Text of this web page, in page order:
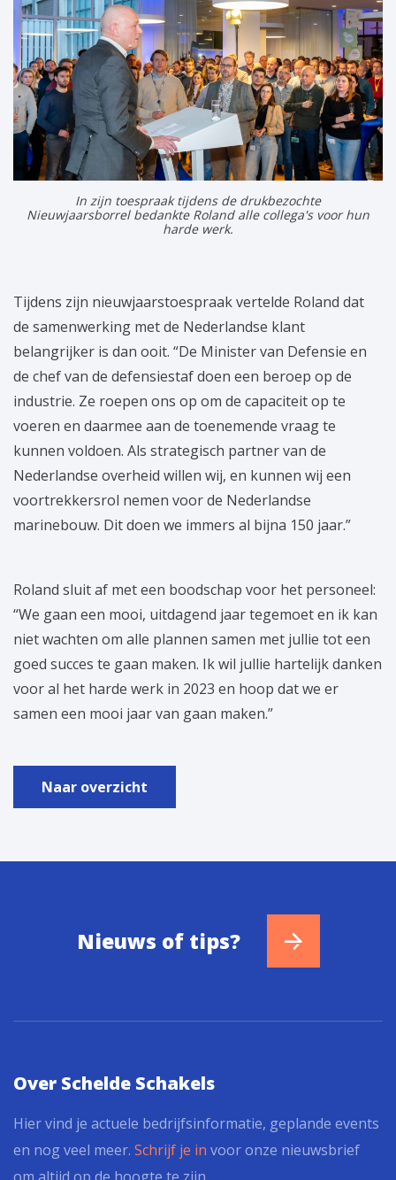
In zijn toespraak tijdens de drukbezochte
Nieuwjaarsborrel bedankte Roland alle collega's voor hun
harde werk.
Tijdens zijn nieuwjaarstoespraak vertelde Roland dat
de samenwerking met de Nederlandse klant
belangrijker is dan ooit. “De Minister van Defensie en
de chef van de defensiestaf doen een beroep op de
industrie. Ze roepen ons op om de capaciteit op te
voeren en daarmee aan de toenemende vraag te
kunnen voldoen. Als strategisch partner van de
Nederlandse overheid willen wij, en kunnen wij een
voortrekkersrol nemen voor de Nederlandse
marinebouw. Dit doen we immers al bijna 150 jaar.”
Roland sluit af met een boodschap voor het personeel:
“We gaan een mooi, uitdagend jaar tegemoet en ik kan
niet wachten om alle plannen samen met jullie tot een
goed succes te gaan maken. Ik wil jullie hartelijk danken
voor al het harde werk in 2023 en hoop dat we er
samen een mooi jaar van gaan maken.”
Naar overzicht
Nieuws of tips?
Over Schelde Schakels
Hier vind je actuele bedrijfsinformatie, geplande events
en nog veel meer. Schrijf je in voor onze nieuwsbrief